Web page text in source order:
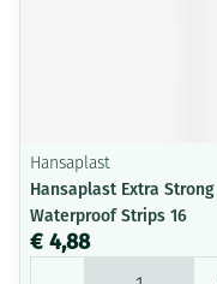
Hansaplast
Hansaplast Extra Strong
Waterproof Strips 16
€ 4,88